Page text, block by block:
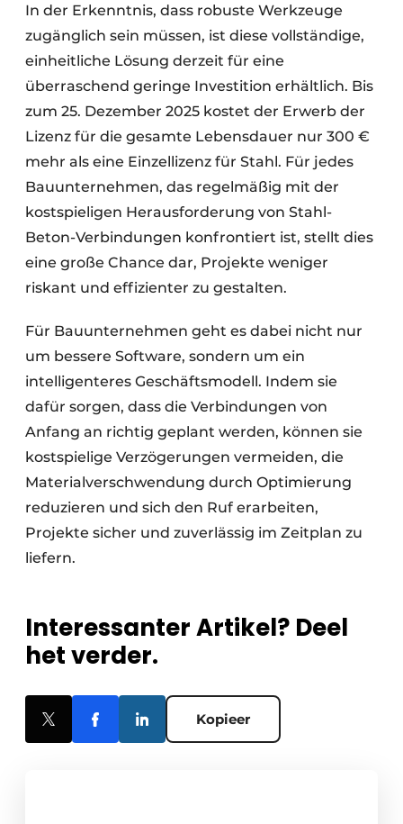
In der Erkenntnis, dass robuste Werkzeuge
zugänglich sein müssen, ist diese vollständige,
einheitliche Lösung derzeit für eine
überraschend geringe Investition erhältlich. Bis
zum 25. Dezember 2025 kostet der Erwerb der
Lizenz für die gesamte Lebensdauer nur 300 €
mehr als eine Einzellizenz für Stahl. Für jedes
Bauunternehmen, das regelmäßig mit der
kostspieligen Herausforderung von Stahl-
Beton-Verbindungen konfrontiert ist, stellt dies
eine große Chance dar, Projekte weniger
riskant und effizienter zu gestalten.
Für Bauunternehmen geht es dabei nicht nur
um bessere Software, sondern um ein
intelligenteres Geschäftsmodell. Indem sie
dafür sorgen, dass die Verbindungen von
Anfang an richtig geplant werden, können sie
kostspielige Verzögerungen vermeiden, die
Materialverschwendung durch Optimierung
reduzieren und sich den Ruf erarbeiten,
Projekte sicher und zuverlässig im Zeitplan zu
liefern.
Interessanter Artikel? Deel
het verder.
Kopieer